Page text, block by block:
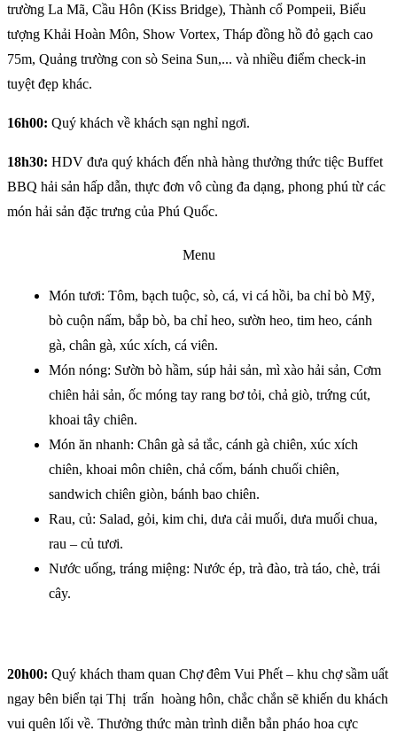
trường La Mã, Cầu Hôn (Kiss Bridge), Thành cổ Pompeii, Biểu
tượng Khải Hoàn Môn, Show Vortex, Tháp đồng hồ đỏ gạch cao
75m, Quảng trường con sò Seina Sun,... và nhiều điểm check-in
tuyệt đẹp khác.
16h00: Quý khách về khách sạn nghỉ ngơi.
18h30: HDV đưa quý khách đến nhà hàng thưởng thức tiệc Buffet
BBQ hải sản hấp dẫn, thực đơn vô cùng đa dạng, phong phú từ các
món hải sản đặc trưng của Phú Quốc.
Menu
Món tươi: Tôm, bạch tuộc, sò, cá, vi cá hồi, ba chỉ bò Mỹ,
bò cuộn nấm, bắp bò, ba chỉ heo, sườn heo, tim heo, cánh
gà, chân gà, xúc xích, cá viên.
Món nóng: Sườn bò hầm, súp hải sản, mì xào hải sản, Cơm
chiên hải sản, ốc móng tay rang bơ tỏi, chả giò, trứng cút,
khoai tây chiên.
Món ăn nhanh: Chân gà sả tắc, cánh gà chiên, xúc xích
chiên, khoai môn chiên, chả cốm, bánh chuối chiên,
sandwich chiên giòn, bánh bao chiên.
Rau, củ: Salad, gỏi, kim chi, dưa cải muối, dưa muối chua,
rau – củ tươi.
Nước uống, tráng miệng: Nước ép, trà đào, trà táo, chè, trái
cây.
20h00: Quý khách tham quan Chợ đêm Vui Phết – khu chợ sầm uất
ngay bên biển tại Thị trấn hoàng hôn, chắc chắn sẽ khiến du khách
vui quên lối về. Thưởng thức màn trình diễn bắn pháo hoa cực